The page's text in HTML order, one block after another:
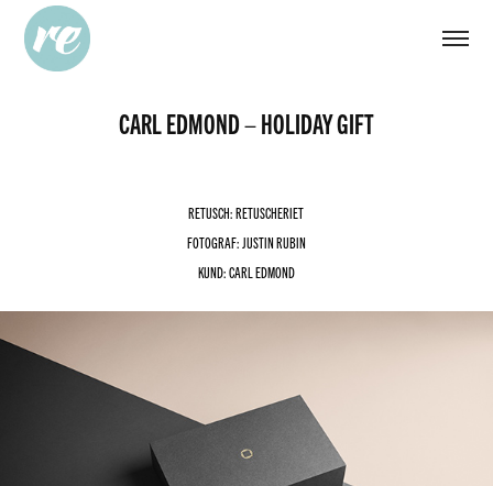
CARL EDMOND – HOLIDAY GIFT
RETUSCH: RETUSCHERIET
FOTOGRAF: JUSTIN RUBIN
KUND: CARL EDMOND